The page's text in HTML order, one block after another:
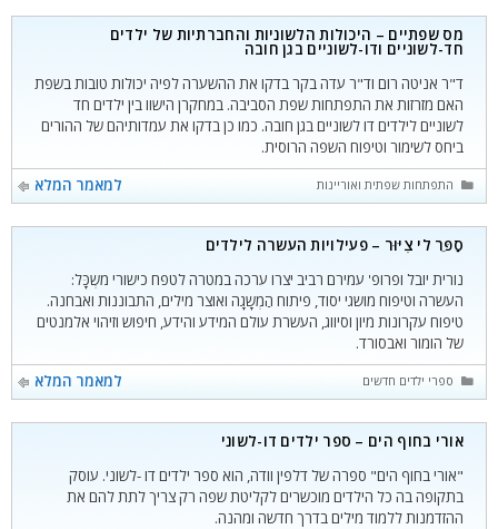
מס שפתיים – היכולות הלשוניות והחברתיות של ילדים
חד-לשוניים ודו-לשוניים בגן חובה
ד"ר אניטה רום וד"ר עדה בקר בדקו את ההשערה לפיה יכולות טובות בשפת
האם מזרזות את התפתחות שפת הסביבה. במחקרן הישוו בין ילדים חד
לשוניים לילדים דו לשוניים בגן חובה. כמו כן בדקו את עמדותיהם של ההורים
ביחס לשימור וטיפוח השפה הרוסית.
למאמר המלא
קטגוריות
התפתחות שפתית ואוריינות
סַפֵּר לי צִיּוּר – פעילויות העשרה לילדים
נורית יובל ופרופ' עמירם רביב יצרו ערכה במטרה לטפח כישורי משְכָּל:
העשרה וטיפוח מושגי יסוד, פיתוח הַמְשָגָה ואוצר מילים, התבוננות ואבחנה.
טיפוח עקרונות מיון וסיווג, העשרת עולם המידע והידע, חיפוש וזיהוי אלמנטים
של הומור ואבסורד.
למאמר המלא
קטגוריות
ספרי ילדים חדשים
אורי בחוף הים – ספר ילדים דו-לשוני
"אורי בחוף הים" ספרה של דלפין וודה, הוא ספר ילדים דו -לשוני. עוסק
בתקופה בה כל הילדים מוכשרים לקליטת שפה רק צריך לתת להם את
ההזדמנות ללמוד מילים בדרך חדשה ומהנה.